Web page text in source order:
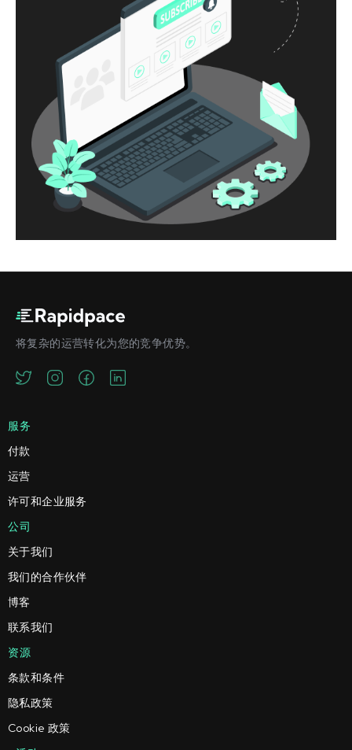
将复杂的运营转化为您的竞争优势。
服务
付款
运营
许可和企业服务
公司
关于我们
我们的合作伙伴
博客
联系我们
资源
条款和条件
隐私政策
Cookie 政策